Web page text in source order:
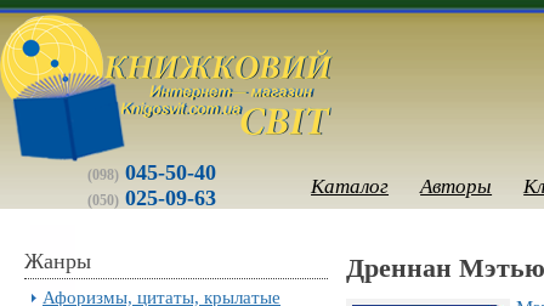
(098) 045-50-40
(050) 025-09-63 Каталог Авторы
Жанры
Афоризмы, цитаты, крылатые
Дреннан Мэтью